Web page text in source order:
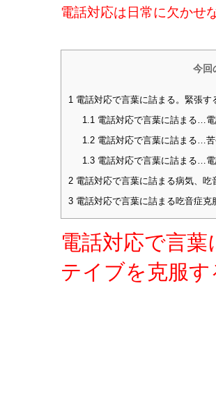
電話対応は日常に欠かせ
今回
1 電話対応で言葉に詰まる。緊張
1.1電話対応で言葉に詰まる…電
1.2電話対応で言葉に詰まる…苦
1.3電話対応で言葉に詰まる…電
2 電話対応で言葉に詰まる病気、
3 電話対応で言葉に詰まる吃音症克
電話対応で言
テイブを克服す